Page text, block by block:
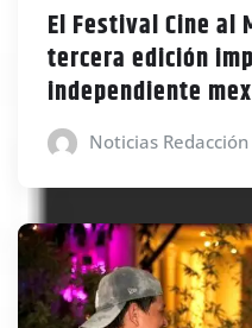
El Festival Cine al
tercera edición
independiente
Noticias Redacción